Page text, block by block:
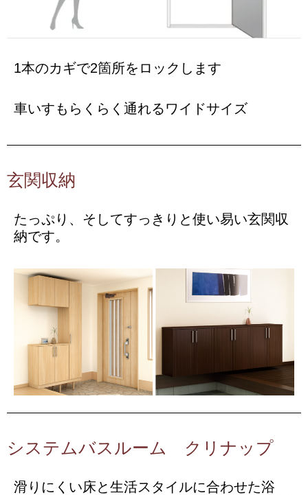
1本のカギで2箇所をロックします
車いすもらくらく通れるワイドサイズ
玄関収納
たっぷり、そしてすっきりと使い易い玄関収
納です。
システムバスルーム クリナップ
滑りにくい床と生活スタイルに合わせた浴